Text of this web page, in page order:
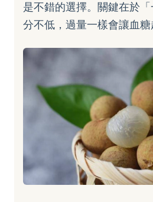
是不錯的選擇。關鍵在於
分不低，過量一樣會讓血糖